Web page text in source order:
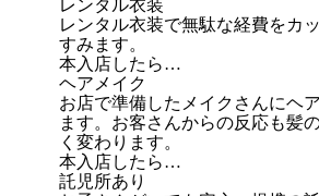
レンタル衣装
レンタル衣装で無駄な経費をカ
すみます。
本入店したら…
ヘアメイク
お店で準備したメイクさんにヘ
ます。お客さんからの反応も髪
く変わります。
本入店したら…
託児所あり